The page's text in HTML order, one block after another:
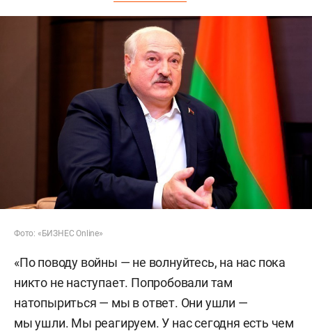
Фото: «БИЗНЕС Online»
«По поводу войны — не волнуйтесь, на нас пока
никто не наступает. Попробовали там
натопыриться — мы в ответ. Они ушли —
мы ушли. Мы реагируем. У нас сегодня есть чем